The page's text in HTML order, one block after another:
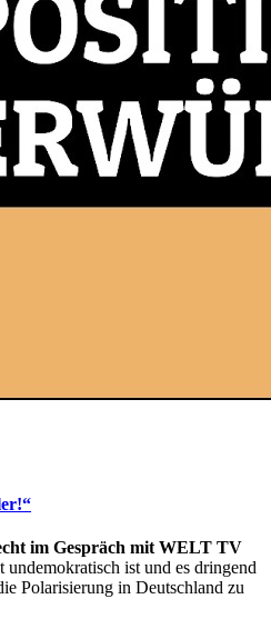
im Gespräch mit WELT TV
ist und es dringend
Polarisierung in Deutschland zu